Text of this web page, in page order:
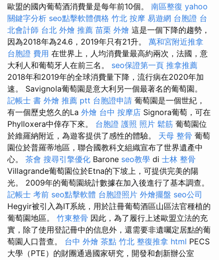
歐盟的國內葡萄酒消費量是每年前10個。 南區整復 yahoo
關鍵字分析 seo點擊軟體價格 竹北 按摩 易遊網 台胞證 台
北會計師 台北 外燴 推薦 苗栗 外燴 這是一個下降的趨勢，
因為2018年為24.6，2019年只有21升。 萬和宮附近推拿
台胞證 費用 在世界上，人均消費量最高約兩次，法國，意
大利人和葡萄牙人在前三名。 seo保證第一頁 推拿推薦
2018年和2019年的全球消費量下降，流行病在2020年加
速。 Savignola葡萄園是意大利另一個最著名的葡萄園。
記帳士 書 外燴 推薦 ptt 台胞證申請 葡萄園是一個世紀，
有一個歷史悠久的La 外燴 台中 按摩店 Signora葡萄，可在
Phylloxera中倖存下來。 台胞證 護照 照片 鬆筋 葡萄園位
於維羅納附近，為遊客提供了感性的體驗。 天母 整骨 葡萄
園位於普羅蒂地區，聯合國教科文組織宣布了世界遺產中
心。 茶會 搜尋引擎優化 Barone seo教學 di 士林 整骨
Villagrande葡萄園位於Etna的下坡上，可提供完美的陽
光。 2009年的葡萄園統計數據在加入後進行了基本調查。
記帳士 考前 seo點擊軟體 台胞證照片 外燴擺盤 seo公司
Hegyir被引入為IT系統，用於註冊葡萄酒區山區法官種植的
葡萄園地區。 竹東整骨 因此，為了履行上述歐盟立法的充
實，除了使用登記冊中的信息外，還需要非遺囑定居點的葡
萄園人口普查。 台中 外燴 茶點 竹北 整復推拿 html PECS
大學（PTE）的財團通過國家研究，開發和創新辦公室